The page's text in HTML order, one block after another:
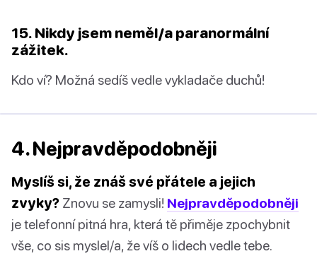
15. Nikdy jsem neměl/a paranormální
zážitek.
Kdo ví? Možná sedíš vedle vykladače duchů!
4. Nejpravděpodobněji
Myslíš si, že znáš své přátele a jejich
zvyky? Znovu se zamysli! Nejpravděpodobněji
je telefonní pitná hra, která tě přiměje zpochybnit
vše, co sis myslel/a, že víš o lidech vedle tebe.